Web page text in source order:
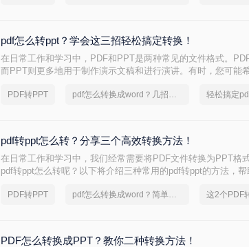
pdf怎么转ppt？学会这三招轻松搞定转换！
在日常工作和学习中，PDF和PPT是两种常见的文件格式。
而PPT则更多地用于制作演示文稿和进行演讲。有时，您可能
的方法：使用专业的PDF转PPT软件、利用在线转换工具，以
PDF转PPT pdf怎么转换成word？几招轻松搞定 轻松搞定
pdf转ppt怎么转？分享三个高效转换方法！
在日常工作和学习中，我们经常需要将PDF文件转换为PPT格
pdf转ppt怎么转呢？以下将介绍三种常用的pdf转ppt的方法，
PDF转PPT pdf怎么转换成word？简单高效的恢复方法
PDF怎么转换成PPT？教你二种转换方法！